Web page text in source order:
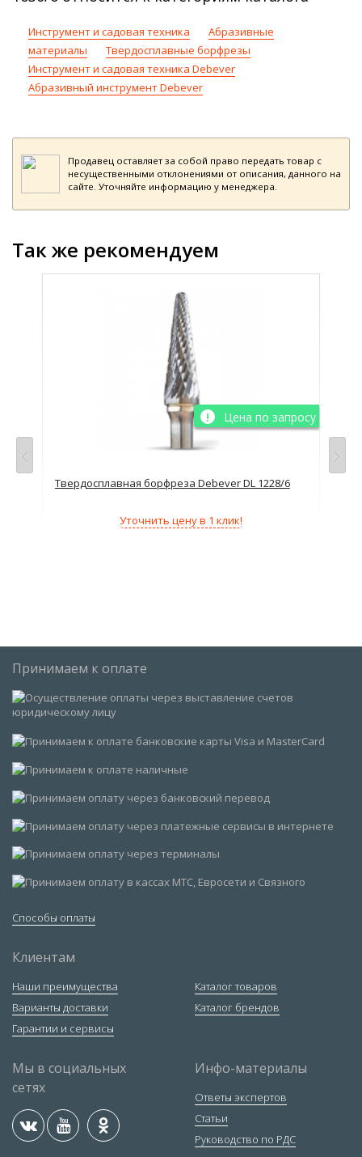
Инструмент и садовая техника
Абразивные
материалы
Твердосплавные борфрезы
Инструмент и садовая техника Debever
Абразивный инструмент Debever
Продавец оставляет за собой право передать товар с
несущественными отклонениями от описания, данного на
сайте. Уточняйте информацию у менеджера.
Так же рекомендуем
Цена по запросу
Твердосплавная борфреза Debever DL 1228/6
Уточнить цену в 1 клик!
Принимаем к оплате
Способы оплаты
Клиентам
Наши преимущества
Варианты доставки
Гарантии и сервисы
Каталог товаров
Каталог брендов
Мы в социальных
сетях
Инфо-материалы
Ответы экспертов
Статьи
Руководство по РДС